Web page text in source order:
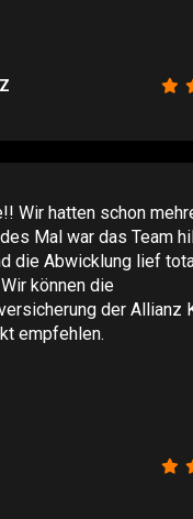
Wir hatten schon
Mal war das Team
die Abwicklung lief
können die
der Allianz
empfehlen.